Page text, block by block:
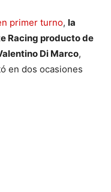
primer turno, la
Racing producto de
Di Marco,
en dos ocasiones